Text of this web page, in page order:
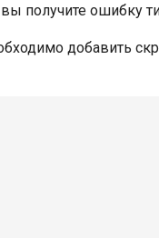
получите ошибку
добавить